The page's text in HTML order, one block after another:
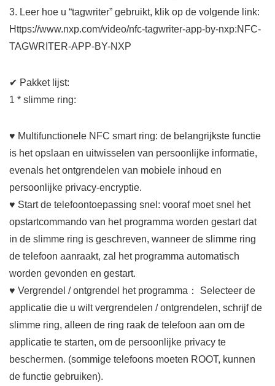
3. Leer hoe u “tagwriter” gebruikt, klik op de volgende link:
Https://www.nxp.com/video/nfc-tagwriter-app-by-nxp:NFC-
TAGWRITER-APP-BY-NXP
✔ Pakket lijst:
1 * slimme ring:
♥ Multifunctionele NFC smart ring: de belangrijkste functie
is het opslaan en uitwisselen van persoonlijke informatie,
evenals het ontgrendelen van mobiele inhoud en
persoonlijke privacy-encryptie.
♥ Start de telefoontoepassing snel: vooraf moet snel het
opstartcommando van het programma worden gestart dat
in de slimme ring is geschreven, wanneer de slimme ring
de telefoon aanraakt, zal het programma automatisch
worden gevonden en gestart.
♥ Vergrendel / ontgrendel het programma： Selecteer de
applicatie die u wilt vergrendelen / ontgrendelen, schrijf de
slimme ring, alleen de ring raak de telefoon aan om de
applicatie te starten, om de persoonlijke privacy te
beschermen. (sommige telefoons moeten ROOT, kunnen
de functie gebruiken).